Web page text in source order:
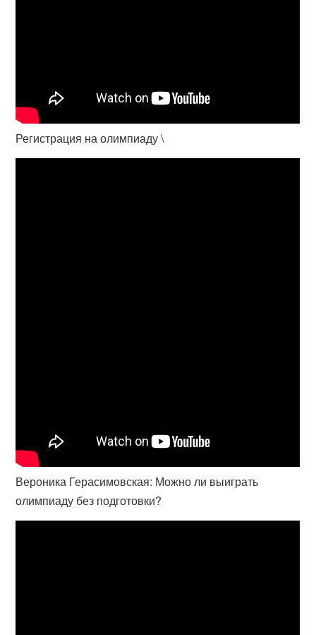
Регистрация на олимпиаду \
Вероника Герасимовская: Можно ли выиграть
олимпиаду без подготовки?